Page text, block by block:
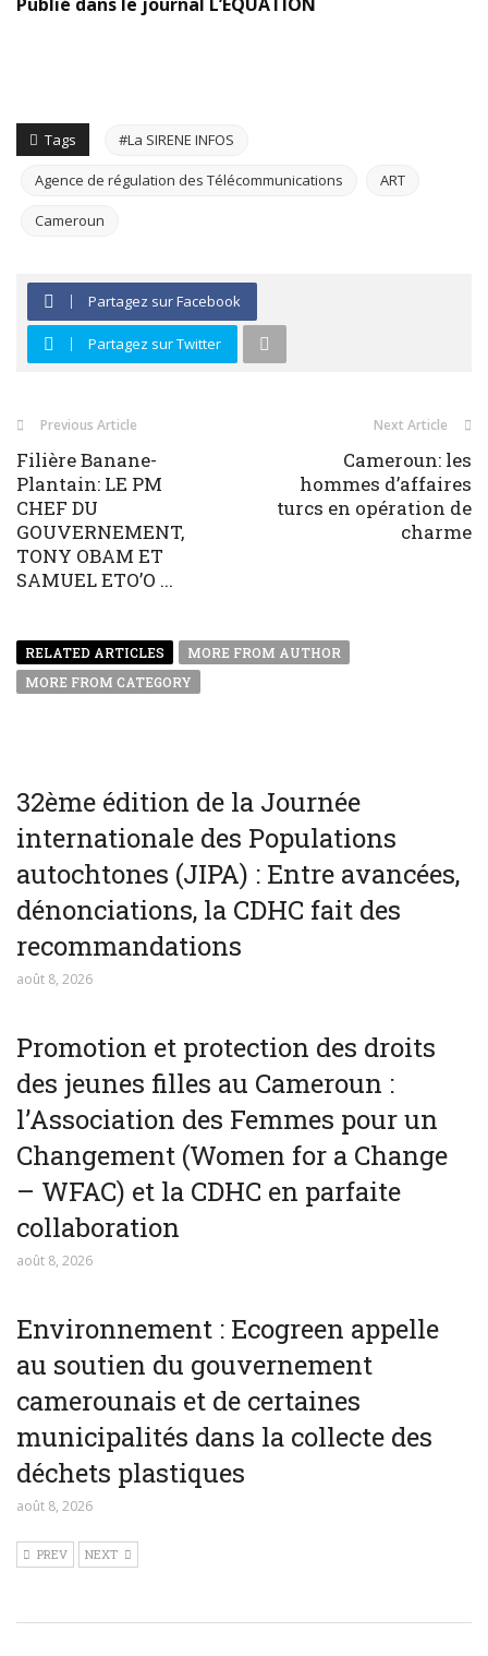
Tags #La SIRENE INFOS
Agence de régulation des Télécommunications ART
Cameroun
Partagez sur Facebook
Partagez sur Twitter
Previous Article
Filière Banane-
Plantain: LE PM
CHEF DU
GOUVERNEMENT,
TONY OBAM ET
SAMUEL ETO’O ...
Next Article
Cameroun: les
hommes d’affaires
turcs en opération de
charme
RELATED ARTICLES
MORE FROM AUTHOR
MORE FROM CATEGORY
32ème édition de la Journée
internationale des Populations
autochtones (JIPA) : Entre avancées,
dénonciations, la CDHC fait des
recommandations
août 8, 2026
Promotion et protection des droits
des jeunes filles au Cameroun :
l’Association des Femmes pour un
Changement (Women for a Change
– WFAC) et la CDHC en parfaite
collaboration
août 8, 2026
Environnement : Ecogreen appelle
au soutien du gouvernement
camerounais et de certaines
municipalités dans la collecte des
déchets plastiques
août 8, 2026
PREV NEXT